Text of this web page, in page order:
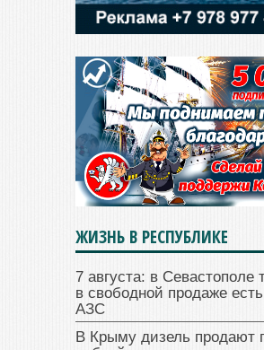
ЖИЗНЬ В РЕСПУБЛИКЕ
7 августа: в Севастополе
в свободной продаже
АЗС
В Крыму дизель продают